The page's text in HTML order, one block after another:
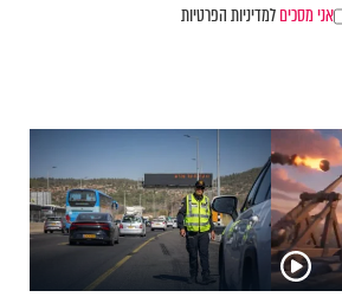
אני מסכיםלמדיניות הפרטיות